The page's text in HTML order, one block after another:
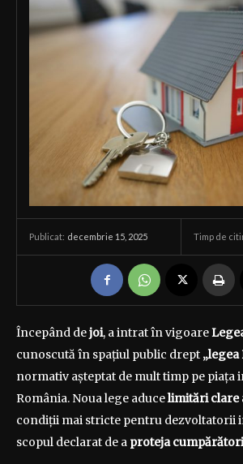
Publicat: decembrie 15, 2025 Timp de
Începând dejoi, a intrat în vigoare
cunoscută în spațiul public drept „legea
normativ așteptat de mult timp pe piața
România. Noua lege aducelimitări clare
condiții mai stricte pentru dezvoltatorii
scopul declarat de a proteja